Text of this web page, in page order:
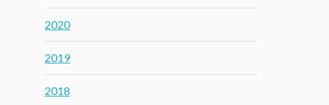
2020
2019
2018